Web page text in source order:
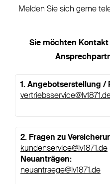
Melden Sie sich gerne
Sie möchten
1. Angebotserstellung /
2. Fragen zu
kundenservice@lv1871.de
Neuanträgen:
neuantraege@lv1871.de​​ ​